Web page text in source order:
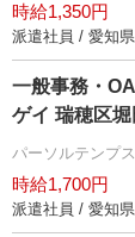
時給1,350円
派遣社員 / 愛知県
一般事務・
ゲイ 瑞穂区堀
パーソルテンプ
時給1,700円
派遣社員 / 愛知県